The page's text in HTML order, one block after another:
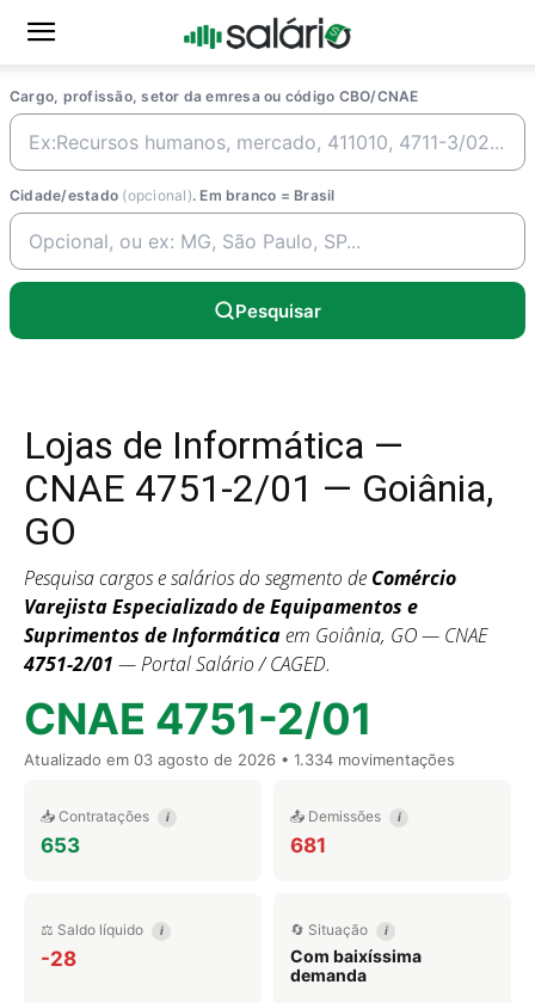
Cargo, profissão, setor da emresa ou código CBO/CNAE
Cidade/estado (opcional). Em branco = Brasil
Pesquisar
Lojas de Informática —
CNAE 4751-2/01 — Goiânia,
GO
Pesquisa cargos e salários do segmento de Comércio
Varejista Especializado de Equipamentos e
Suprimentos de Informáticaem Goiânia, GO — CNAE
4751-2/01 — Portal Salário / CAGED.
CNAE 4751-2/01
Atualizado em 03 agosto de 2026 • 1.334 movimentações
📥 Contratações i
653
📤 Demissões i
681
⚖️ Saldo líquido i
-28
🔄 Situação i
Com baixíssima
demanda